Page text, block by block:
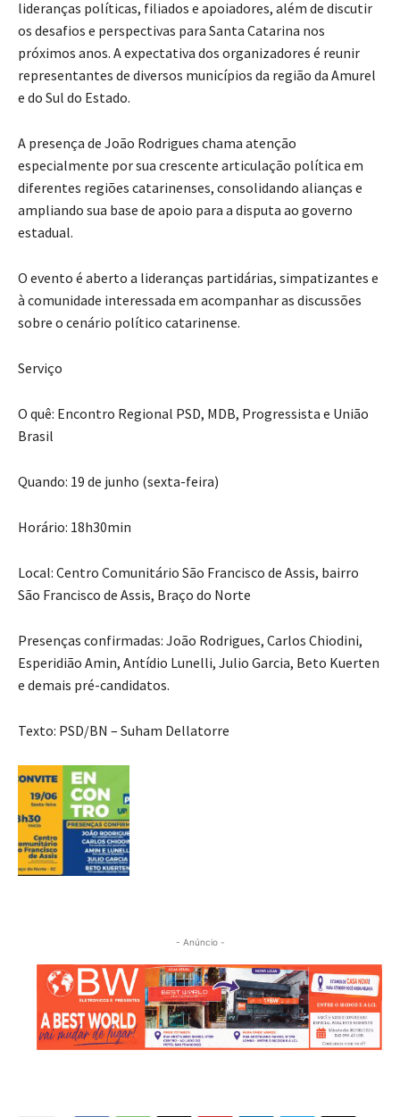
lideranças políticas, filiados e apoiadores, além de discutir
os desafios e perspectivas para Santa Catarina nos
próximos anos. A expectativa dos organizadores é reunir
representantes de diversos municípios da região da Amurel
e do Sul do Estado.
A presença de João Rodrigues chama atenção
especialmente por sua crescente articulação política em
diferentes regiões catarinenses, consolidando alianças e
ampliando sua base de apoio para a disputa ao governo
estadual.
O evento é aberto a lideranças partidárias, simpatizantes e
à comunidade interessada em acompanhar as discussões
sobre o cenário político catarinense.
Serviço
O quê: Encontro Regional PSD, MDB, Progressista e União
Brasil
Quando: 19 de junho (sexta-feira)
Horário: 18h30min
Local: Centro Comunitário São Francisco de Assis, bairro
São Francisco de Assis, Braço do Norte
Presenças confirmadas: João Rodrigues, Carlos Chiodini,
Esperidião Amin, Antídio Lunelli, Julio Garcia, Beto Kuerten
e demais pré-candidatos.
Texto: PSD/BN – Suham Dellatorre
- Anúncio -